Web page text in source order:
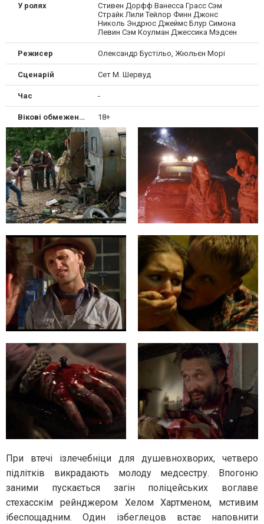
У ролях
Стивен Дорфф Ванесса Грасс Сэм
Страйк Лили Тейлор Финн Джонс
Николь Эндрюс Джеймс Блур Симона
Левин Сэм Коулман Джессика Мэдсен
Режисер Олександр Бустільо, Жюльєн Морі
Сценарій Сет М. Шервуд
Час -
Вікові обмеження 18+
При втечі ізлечебніци для душевнохворих, четверо
підлітків викрадають молоду медсестру. Впогоню
заними пускається загін поліцейських воглаве
стехасскім рейнджером Хелом Хартменом, мстивим
ібеспощадним. Один ізбеглецов встає наповнити